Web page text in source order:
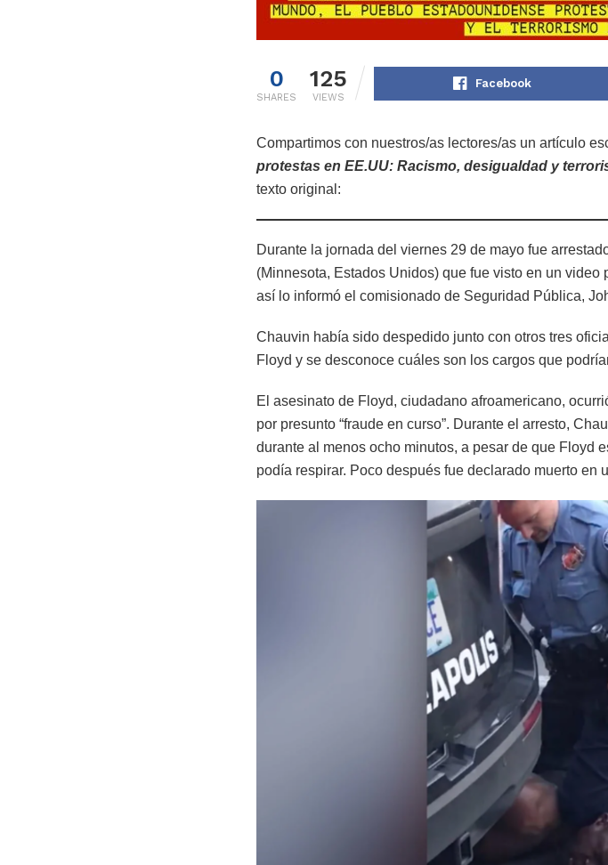
0
SHARES
125
VIEWS
Facebook
Compartimos con nuestros/as lectores/as un artículo
protestas en EE.UU: Racismo, desigualdad y
texto original:
Durante la jornada del viernes 29 de mayo fue
(Minnesota, Estados Unidos) que fue visto en un
así lo informó el comisionado de Seguridad Pública,
Chauvin había sido despedido junto con otros tres
Floyd y se desconoce cuáles son los cargos que
El asesinato de Floyd, ciudadano afroamericano,
por presunto “fraude en curso”. Durante el arresto,
durante al menos ocho minutos, a pesar de que Floyd
podía respirar. Poco después fue declarado muerto en